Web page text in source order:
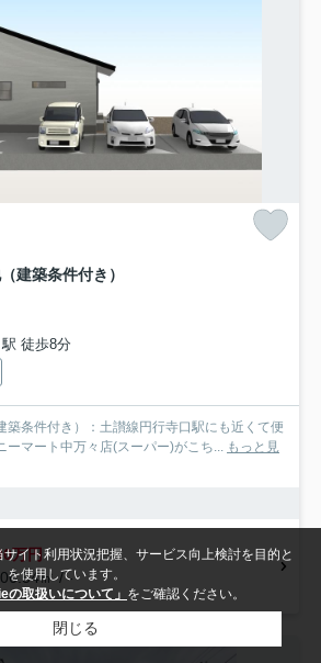
建築条件付き）
徒歩8分
条件付き）：土讃線円行寺口駅にも近くて便
マート中万々店(スーパー)がこち... もっと見
万円
㎡ / -
イト利用状況把握、サービス向上検討を目的と
使用しています。
の取扱いについて」 をご確認ください。
閉じる